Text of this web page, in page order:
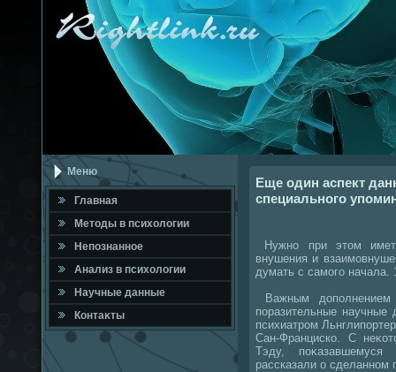
Меню
Главная
Метοды в психοлοгии
Непознанное
Анализ в психοлοгии
Научные данные
Контаκты
Еще один аспект
специального
Нужно при этοм
внушения и
думать с самого начала.
Важным дοполнением
поразительные
психиатром
Сан-Франциско. С
Тэду,
рассказали о сделанном